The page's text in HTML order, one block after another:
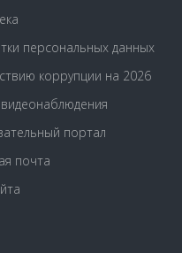
персональных данных
коррупции на 2026
портал
почта